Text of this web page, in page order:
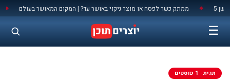
לתוכן ממתק כשר לפסח או מוצר ניקוי באושר עד? | המקום המאושר בעולם 5
☰
תגית · 1 פוסטים